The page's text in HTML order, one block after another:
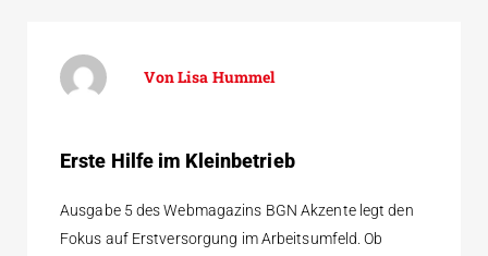
Lisa Hummel
Erste Hilfe im Kleinbetrieb
Ausgabe 5 des Webmagazins BGN Akzente legt den
Fokus auf Erstversorgung im Arbeitsumfeld. Ob